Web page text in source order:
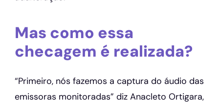
Mas como essa
checagem é realizada?
“Primeiro, nós fazemos a captura do áudio das
emissoras monitoradas” diz Anacleto Ortigara,